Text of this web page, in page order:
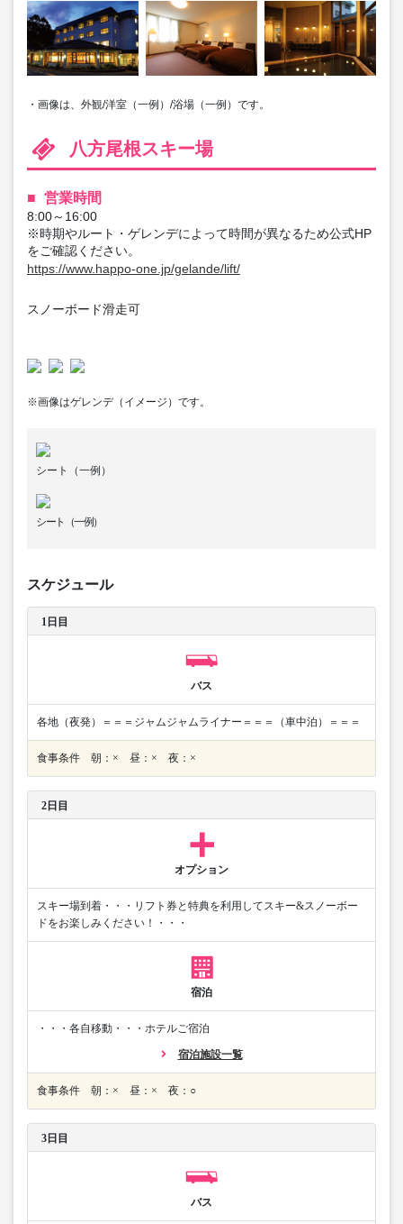
・画像は、外観/洋室（一例）/浴場（一例）です。
八方尾根スキー場
営業時間
8:00～16:00
※時期やルート・ゲレンデによって時間が異なるため公式HP
をご確認ください。
https://www.happo-one.jp/gelande/lift/
スノーボード滑走可
※画像はゲレンデ（イメージ）です。
シート（一例）
シート（一例）
スケジュール
1日目
バス
各地（夜発）＝＝＝ジャムジャムライナー＝＝＝（車中泊）＝＝＝
食事条件 朝：× 昼：× 夜：×
2日目
オプション
スキー場到着・・・リフト券と特典を利用してスキー&スノーボー
ドをお楽しみください！・・・
宿泊
・・・各自移動・・・ホテルご宿泊
宿泊施設一覧
食事条件 朝：× 昼：× 夜：○
3日目
バス